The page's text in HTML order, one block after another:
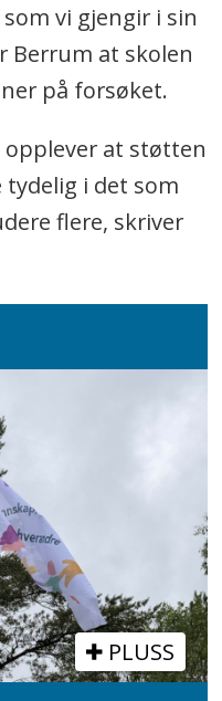
vi gjengir i sin
Berrum at skolen
på forsøket.
opplever at støtten
i det som
flere, skriver
PLUSS